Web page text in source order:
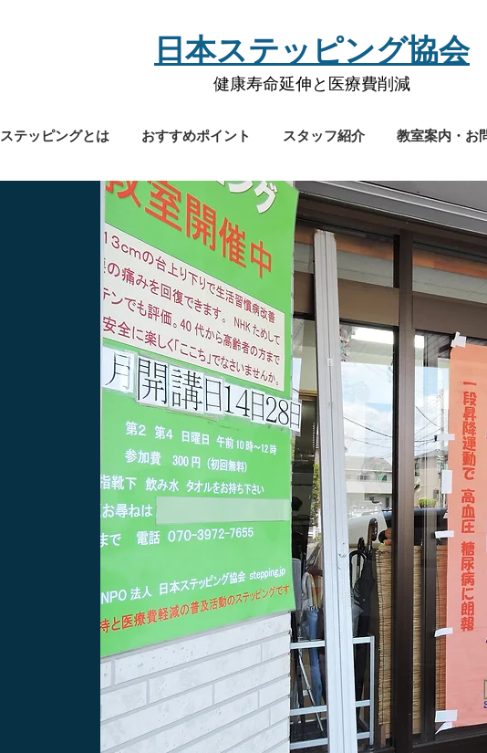
​日本ステッピング協会
健康寿命延伸と医療費削減
ステッピングとは おすすめポイント スタッフ紹介 教室案内・お